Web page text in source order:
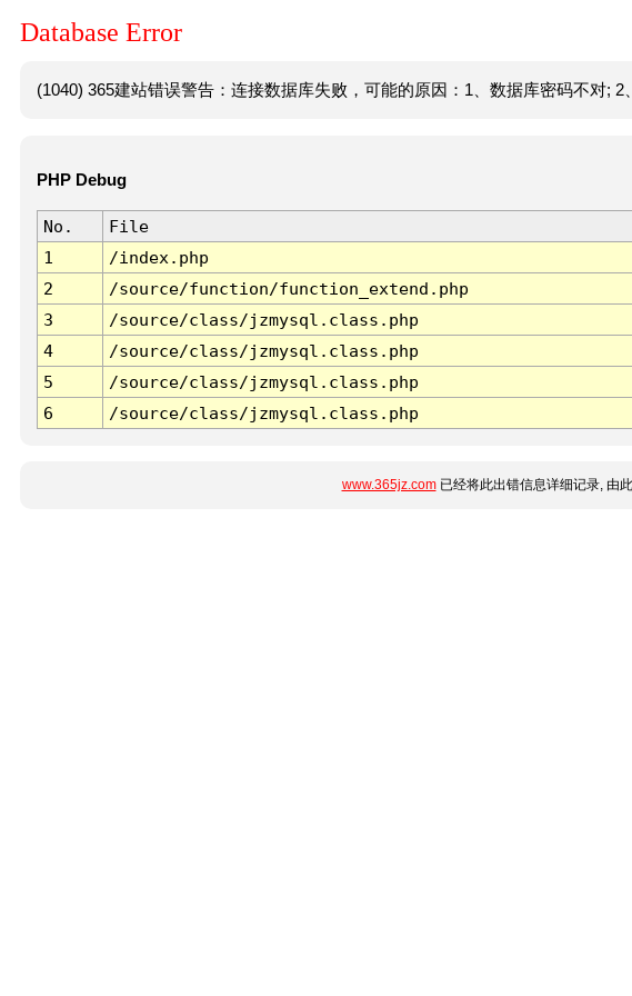
Database Error
(1040) 365建站错误警告：连接数据库失败，可能的原因：1、数据库密码不对; 2
PHP Debug
No. File
1
/index.php
2
/source/function/function_extend.php
3
/source/class/jzmysql.class.php
4
/source/class/jzmysql.class.php
5
/source/class/jzmysql.class.php
6
/source/class/jzmysql.class.php
www.365jz.com已经将此出错信息详细记录, 由